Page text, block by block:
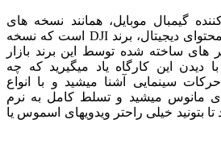
گیمبال موبایل، همانند نسخه های
بزرگتر آن در حوزه تولید محتوای دیجیتال، برند DJI است که نسخه
های ساخته شده توسط این برند بازار
این کارگاه یاد میگیرید که چه
حرکات سینمایی آشنا میشید و با انواع
مانوس میشید و تسلط کامل به نرم
تا بتونید خیلی راحتر ویدویهای اسموس یا